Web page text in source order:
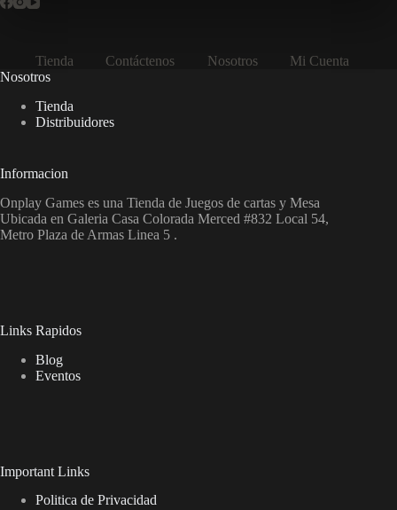
Tienda Contáctenos Nosotros
Mi Cuenta
Nosotros
Tienda
Distribuidores
Informacion
Onplay Games es una Tienda de Juegos de cartas y Mesa
Ubicada en Galeria Casa Colorada Merced #832 Local 54,
Metro Plaza de Armas Linea 5 .
Links Rapidos
Blog
Eventos
Important Links
Politica de Privacidad